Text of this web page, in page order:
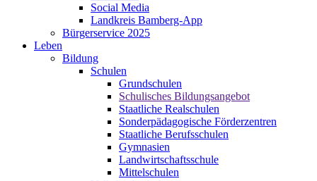
Social Media
Landkreis Bamberg-App
Bürgerservice 2025
Leben
Bildung
Schulen
Grundschulen
Schulisches Bildungsangebot
Staatliche Realschulen
Sonderpädagogische Förderzentren
Staatliche Berufsschulen
Gymnasien
Landwirtschaftsschule
Mittelschulen